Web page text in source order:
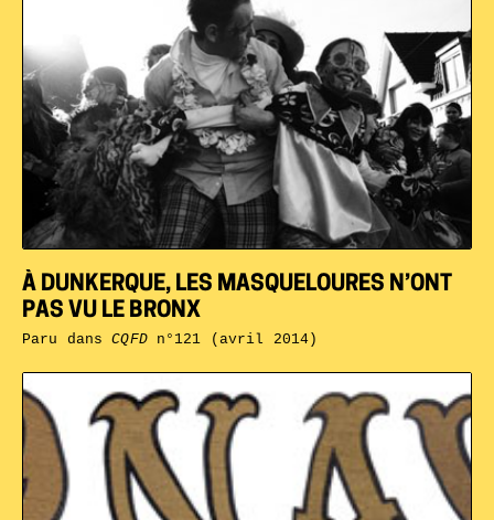
À DUNKERQUE, LES MASQUELOURES N’ONT
PAS VU LE BRONX
Paru dansCQFDn°121 (avril 2014)